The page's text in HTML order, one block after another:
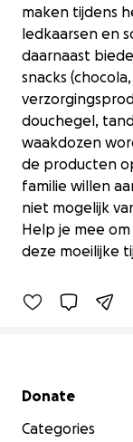
maken tijdens
ledkaarsen en
daarnaast
snacks
douchegel,
waakdozen
de producten
familie willen
niet mogelijk
Help je mee
deze moeilijke
€255 raised
Secondary menu
Donate
Categories